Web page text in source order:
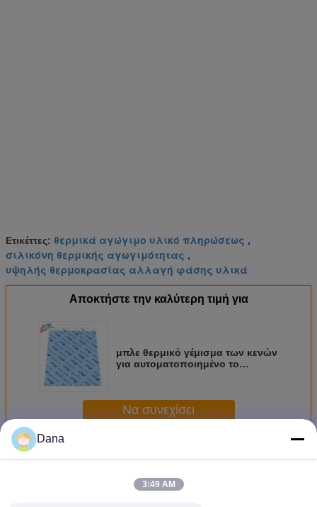
Ετικέττες: θερμικά αγώγιμο υλικό πληρώσεως ,
σιλικόνη θερμικής αγωγιμότητας ,
υψηλής θερμοκρασίας αλλαγή φάσης υλικά
Αποκτήστε την καλύτερη τιμή για
μπλε θερμικό γέμισμα των κενών
για αυτοματοποιημένο το
Να συνεχίσει
Περισσότεροι
Dana
3:49 AM